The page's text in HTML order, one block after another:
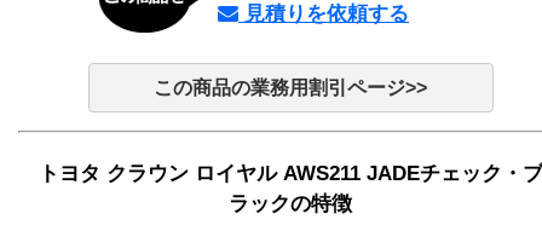
見積りを依頼する
この商品の業務用割引ページ>>
トヨタ クラウン ロイヤル AWS211 JADEチェック・ブ
ラックの特徴